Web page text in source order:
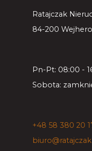
Ratajczak
84-200
Pn-Pt: 08:00 -
Sobota:
+48 58 380 20